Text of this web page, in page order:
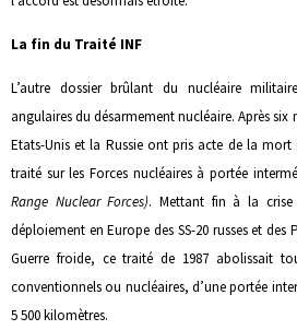
La fin du Traité INF
L’autre dossier brûlant du nucléaire
angulaires du désarmement nucléaire. Après
Etats-Unis et la Russie ont pris acte de la
traité sur les Forces nucléaires à portée
Range Nuclear Forces). Mettant fin à la crise
déploiement en Europe des SS-20 russes et
Guerre froide, ce traité de 1987 abolissait
conventionnels ou nucléaires, d’une portée
5 500 kilomètres.